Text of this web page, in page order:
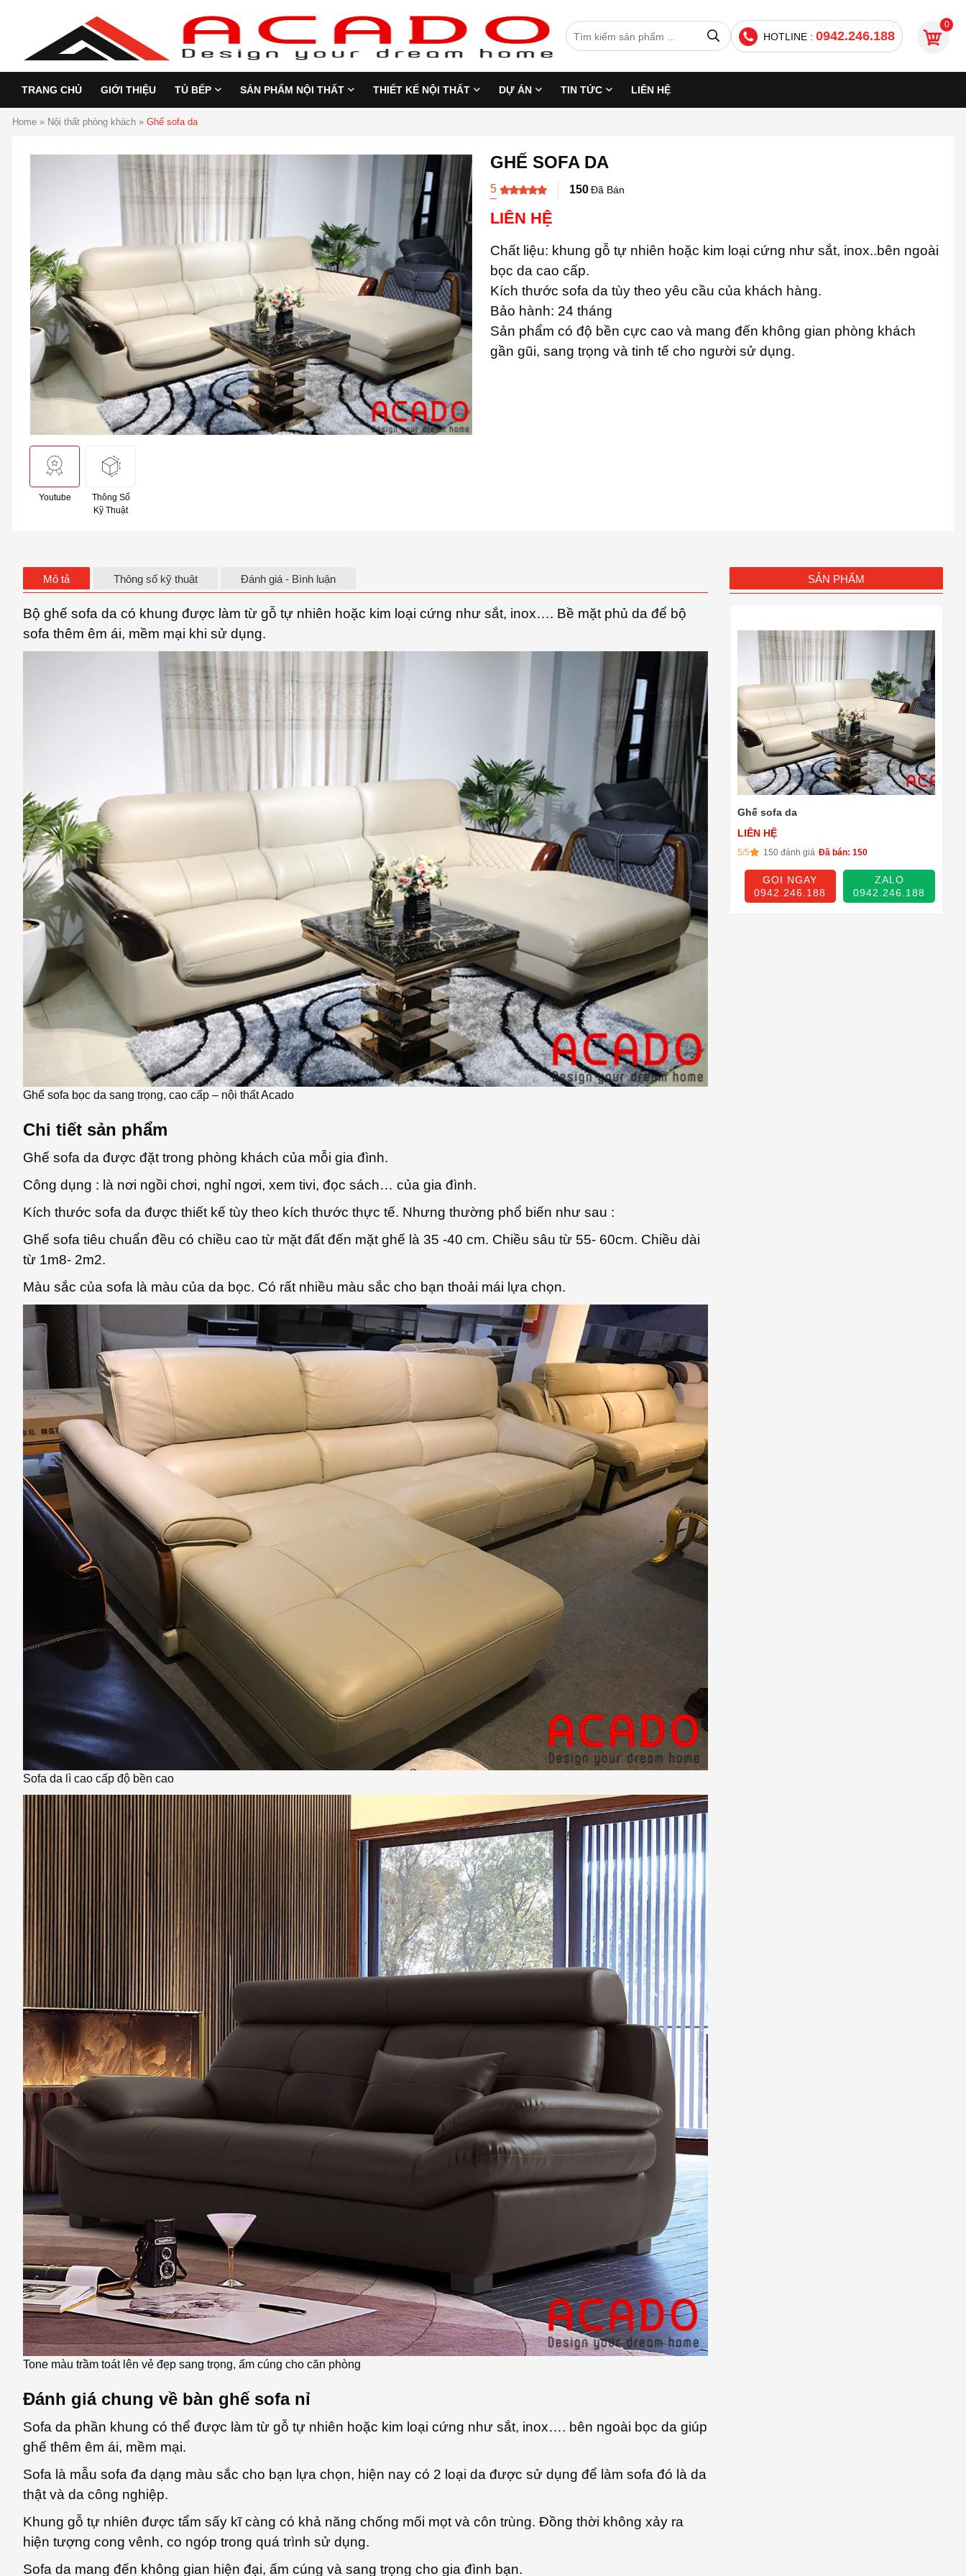
HOTLINE : 0942.246.188
0
TRANG CHỦ GIỚI THIỆU TỦ BẾP SẢN PHẨM NỘI THẤT THIẾT KẾ NỘI THẤT DỰ ÁN TIN TỨC LIÊN HỆ
Home » Nội thất phòng khách » Ghế sofa da
Youtube
Thông Số
Kỹ Thuật
GHẾ SOFA DA
5 150Đã Bán
LIÊN HỆ
Chất liệu: khung gỗ tự nhiên hoặc kim loại cứng như sắt, inox..bên ngoài
bọc da cao cấp.
Kích thước sofa da tùy theo yêu cầu của khách hàng.
Bảo hành: 24 tháng
Sản phẩm có độ bền cực cao và mang đến không gian phòng khách
gần gũi, sang trọng và tinh tế cho người sử dụng.
Mô tả Thông số kỹ thuật Đánh giá - Bình luận
Bộ ghế sofa da có khung được làm từ gỗ tự nhiên hoặc kim loại cứng như sắt, inox…. Bề mặt phủ da để bộ
sofa thêm êm ái, mềm mại khi sử dụng.
Ghế sofa bọc da sang trọng, cao cấp – nội thất Acado
Chi tiết sản phẩm
Ghế sofa da được đặt trong phòng khách của mỗi gia đình.
Công dụng : là nơi ngồi chơi, nghỉ ngơi, xem tivi, đọc sách… của gia đình.
Kích thước sofa da được thiết kế tùy theo kích thước thực tế. Nhưng thường phổ biến như sau :
Ghế sofa tiêu chuẩn đều có chiều cao từ mặt đất đến mặt ghế là 35 -40 cm. Chiều sâu từ 55- 60cm. Chiều dài
từ 1m8- 2m2.
Màu sắc của sofa là màu của da bọc. Có rất nhiều màu sắc cho bạn thoải mái lựa chọn.
Sofa da lì cao cấp độ bền cao
Tone màu trầm toát lên vẻ đẹp sang trọng, ấm cúng cho căn phòng
Đánh giá chung về bàn ghế sofa nỉ
Sofa da phần khung có thể được làm từ gỗ tự nhiên hoặc kim loại cứng như sắt, inox…. bên ngoài bọc da giúp
ghế thêm êm ái, mềm mại.
Sofa là mẫu sofa đa dạng màu sắc cho bạn lựa chọn, hiện nay có 2 loại da được sử dụng để làm sofa đó là da
thật và da công nghiệp.
Khung gỗ tự nhiên được tẩm sấy kĩ càng có khả năng chống mối mọt và côn trùng. Đồng thời không xảy ra
hiện tượng cong vênh, co ngóp trong quá trình sử dụng.
Sofa da mang đến không gian hiện đại, ấm cúng và sang trọng cho gia đình bạn.
SẢN PHẨM
Ghế sofa da
LIÊN HỆ
5/5 150 đánh giá Đã bán: 150
GỌI NGAY
0942.246.188
ZALO
0942.246.188